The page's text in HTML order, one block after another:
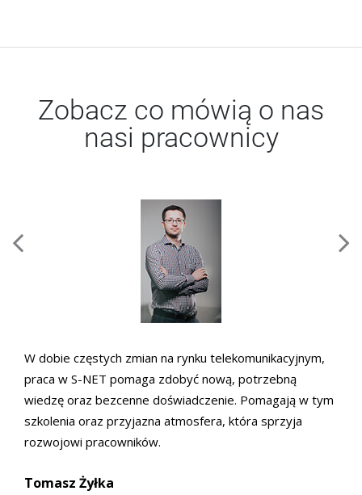
Zobacz co mówią o nas
nasi pracownicy
W dobie częstych zmian na rynku telekomunikacyjnym,
praca w S-NET pomaga zdobyć nową, potrzebną
wiedzę oraz bezcenne doświadczenie. Pomagają w tym
szkolenia oraz przyjazna atmosfera, która sprzyja
rozwojowi pracowników.
Tomasz Żyłka